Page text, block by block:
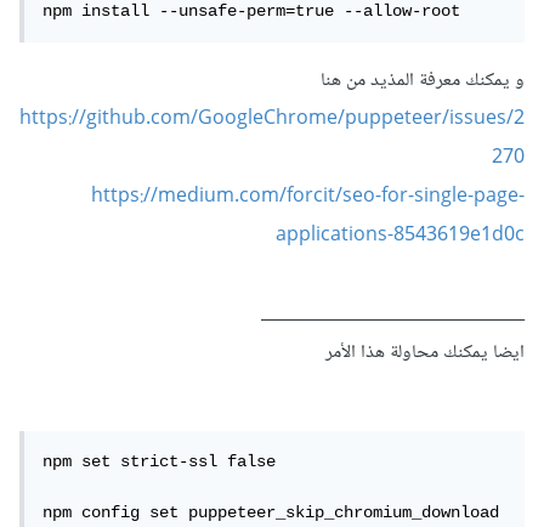
npm install --unsafe-perm=true --allow-root
و يمكنك معرفة المذيد من هنا
https://github.com/GoogleChrome/puppeteer/issues/2
270
https://medium.com/forcit/seo-for-single-page-
applications-8543619e1d0c
_______________________________
ايضا يمكنك محاولة هذا الأمر
npm set strict-ssl false
npm config set puppeteer_skip_chromium_download